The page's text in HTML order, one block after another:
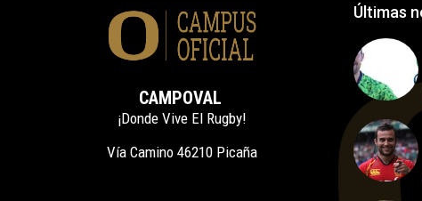
CAMPOVAL
¡Donde Vive El Rugby!
Vía Camino 46210 Picaña
Últimas